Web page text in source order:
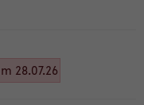
28.07.26